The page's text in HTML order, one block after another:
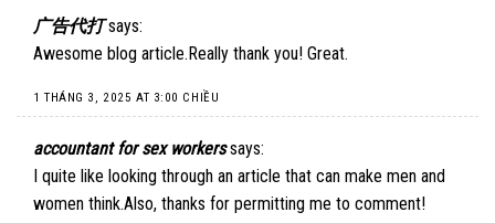
广告代打 says:
Awesome blog article.Really thank you! Great.
1 THÁNG 3, 2025 AT 3:00 CHIỀU
accountant for sex workers says:
I quite like looking through an article that can make men and
women think.Also, thanks for permitting me to comment!